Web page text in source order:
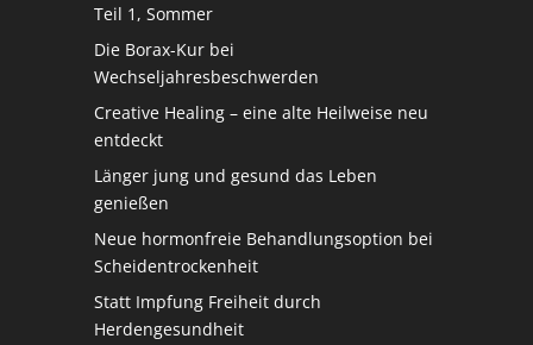
Teil 1, Sommer
Die Borax-Kur bei
Wechseljahresbeschwerden
Creative Healing – eine alte Heilweise neu
entdeckt
Länger jung und gesund das Leben
genießen
Neue hormonfreie Behandlungsoption bei
Scheidentrockenheit
Statt Impfung Freiheit durch
Herdengesundheit